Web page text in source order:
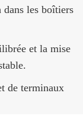
les boîtiers
et la mise
de terminaux